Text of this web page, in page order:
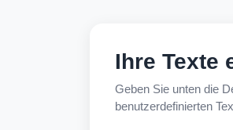
Ihre Texte
Geben Sie unten die
benutzerdefinierten